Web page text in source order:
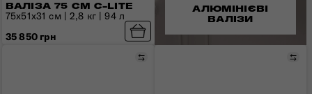
ВАЛІЗА 75 СМ C-LITE
75x51x31 см | 2,8 кг | 94 л
35 850 грн
Порівняти
АЛЮМІНІЄВІ
ВАЛІЗИ